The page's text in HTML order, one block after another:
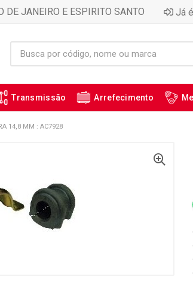
DE JANEIRO E ESPIRITO SANTO Já
Transmissão Arrefecimento
14,8 MM : AC7928